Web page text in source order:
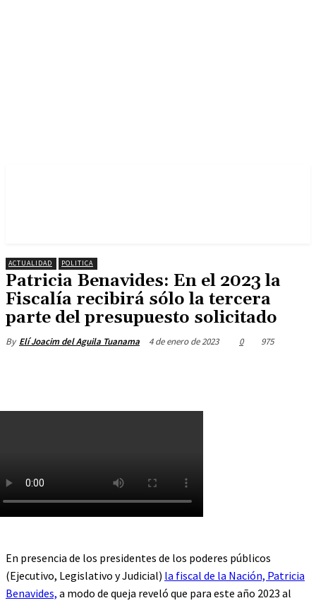
ACTUALIDAD POLITICA
Patricia Benavides: En el 2023 la
Fiscalía recibirá sólo la tercera
parte del presupuesto solicitado
By Elí Joacim del Aguila Tuanama 4 de enero de 2023 0 975
En presencia de los presidentes de los poderes públicos
(Ejecutivo, Legislativo y Judicial) la fiscal de la Nación, Patricia
Benavides, a modo de queja reveló que para este año 2023 al